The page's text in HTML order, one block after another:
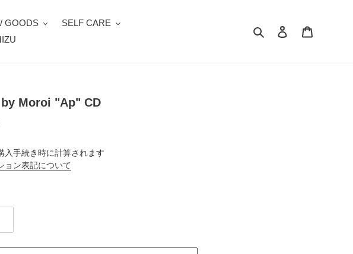
GOODS
SELF CARE
検索 ログイン
Moroi "Ap" CD
入手続き時に計算されます
ョン表記について